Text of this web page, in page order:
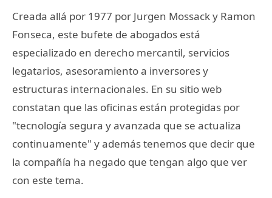
Creada allá por 1977 por Jurgen Mossack y Ramon
Fonseca, este bufete de abogados está
especializado en derecho mercantil, servicios
legatarios, asesoramiento a inversores y
estructuras internacionales. En su sitio web
constatan que las oficinas están protegidas por
"tecnología segura y avanzada que se actualiza
continuamente" y además tenemos que decir que
la compañía ha negado que tengan algo que ver
con este tema.